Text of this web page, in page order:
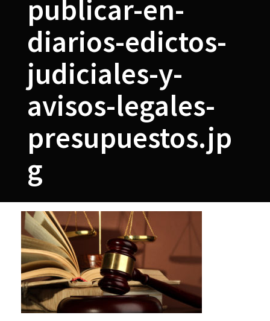
publicar-en-
diarios-edictos-
judiciales-y-
avisos-legales-
presupuestos.jp
g